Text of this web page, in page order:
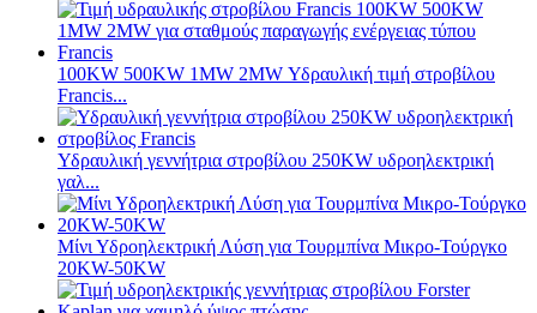
100KW 500KW 1MW 2MW Υδραυλική τιμή στροβίλου
Francis...
Υδραυλική γεννήτρια στροβίλου 250KW υδροηλεκτρική
γαλ...
Μίνι Υδροηλεκτρική Λύση για Τουρμπίνα Μικρο-Τούργκο
20KW-50KW